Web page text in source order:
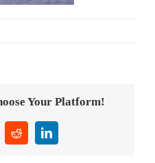
Your Platform!
RedditLinkedIn